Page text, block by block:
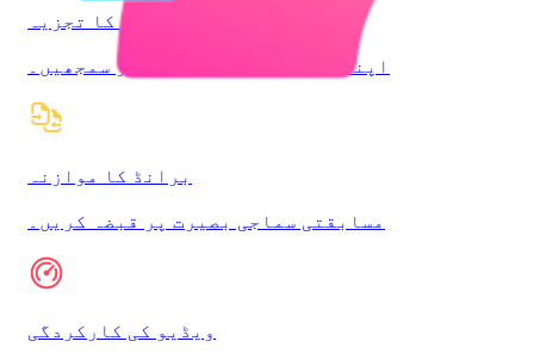
جذبات کا تجزیہ
اپنے سامعین کو بہتر طور پر سمجھیں۔
برانڈ کا موازنہ
مسابقتی سماجی بصیرت پر قبضہ کریں۔
ویڈیو کی کارکردگی